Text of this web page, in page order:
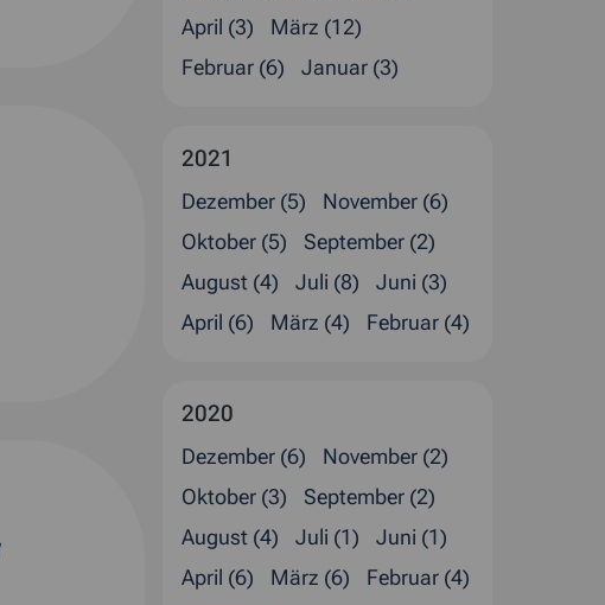
April (3)
März (12)
Februar (6)
Januar (3)
2021
Dezember (5)
November (6)
Oktober (5)
September (2)
August (4)
Juli (8)
Juni (3)
April (6)
März (4) Februar (4)
2020
Dezember (6)
November (2)
Oktober (3)
September (2)
August (4)
Juli (1)
Juni (1)
April (6)
März (6)
Februar (4)